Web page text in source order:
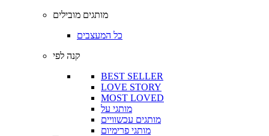
מותגים מובילים
כל המעצבים
קנה לפי
BEST SELLER
LOVE STORY
MOST LOVED
מותגי על
מותגים עכשוויים
מותגי פרימיום